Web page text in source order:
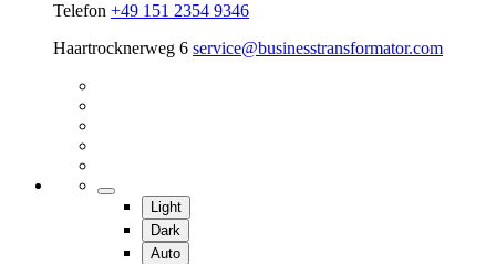
Telefon +49 151 2354 9346
Haartrocknerweg 6 service@businesstransformator.com
Light
Dark
Auto